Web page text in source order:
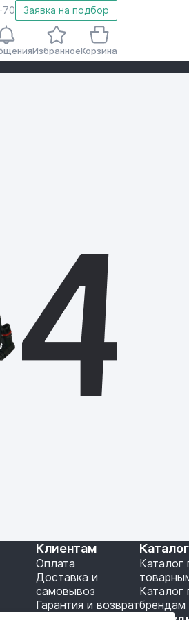
70 Заявка на подбор
ИзбранноеКорзина
Клиентам
Оплата
Доставка и
самовывоз
Гарантия и возврат
Каталог
Каталог
брендам